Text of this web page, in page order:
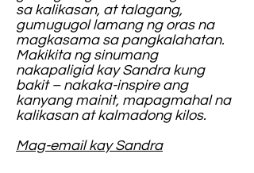
sa kalikasan, at talagang,
gumugugol lamang ng oras na
magkasama sa pangkalahatan.
Makikita ng sinumang
nakapaligid kay Sandra kung
bakit – nakaka-inspire ang
kanyang mainit, mapagmahal na
kalikasan at kalmadong kilos.
Mag-email kay Sandra